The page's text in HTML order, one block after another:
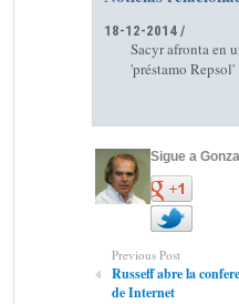
18-12-2014 /
Sacyr afronta en
'préstamo Repsol'
Sigue a
Previous Post
Russeff abre la
de Internet